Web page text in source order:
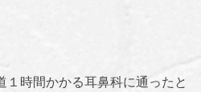
時間かかる耳鼻科に通ったと